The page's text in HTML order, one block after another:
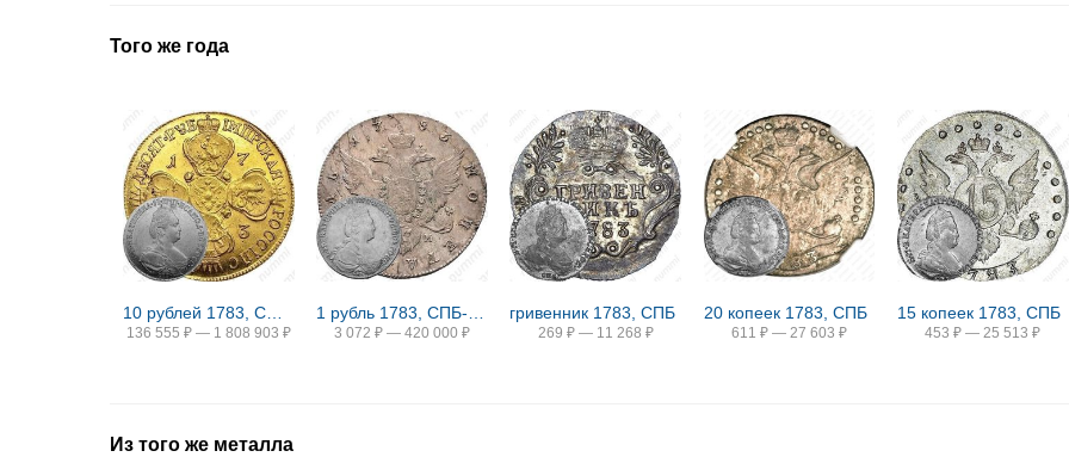
Того же года
136 555 ₽ — 1 808 903 ₽ 3 072 ₽ — 420 000 ₽
гривенник 1783, СПБ
269 ₽ — 11 268 ₽
20 копеек 1783, СПБ
611 ₽ — 27 603 ₽
15 копеек 1783, СПБ
453 ₽ — 25 513 ₽
Из того же металла